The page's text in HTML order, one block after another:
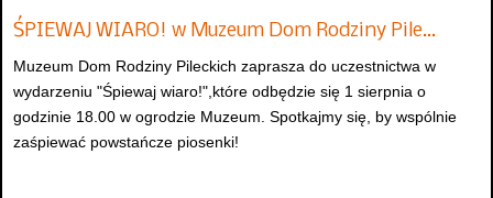
ŚPIEWAJ WIARO! w Muzeum Dom Rodziny Pile…
Muzeum Dom Rodziny Pileckich zaprasza do uczestnictwa w
wydarzeniu "Śpiewaj wiaro!",które odbędzie się 1 sierpnia o
godzinie 18.00 w ogrodzie Muzeum. Spotkajmy się, by wspólnie
zaśpiewać powstańcze piosenki!